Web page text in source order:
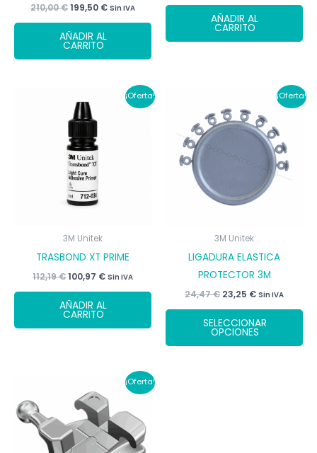
210,00€El
original
era:
210,00 €.
199,50 €ElSin IVA
AÑADIR AL
CARRITO
original
era:
281,53 €.
AÑADIR AL
CARRITO
¡Oferta!
3M Unitek
TRASBOND XT PRIME
112,19€El
original
era:
112,19 €.
100,97 €El
es:
Sin IVA
AÑADIR AL
CARRITO
¡Oferta!
3M Unitek
LIGADURA ELASTICA
PROTECTOR 3M
24,47€ El
era:
24,47 €.
23,25 €El
es:
23,25 €.
Sin IVA
SELECCIONAR
OPCIONES
¡Oferta!